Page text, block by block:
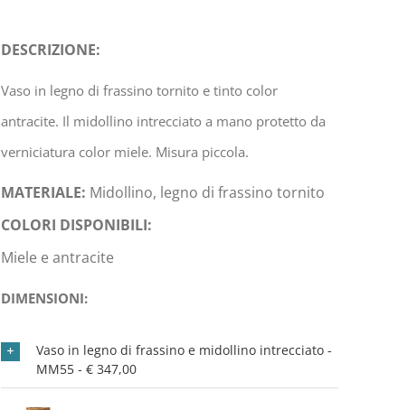
DESCRIZIONE:
Vaso in legno di frassino tornito e tinto color
antracite. Il midollino intrecciato a mano protetto da
verniciatura color miele. Misura piccola.
MATERIALE: Midollino, legno di frassino tornito
COLORI DISPONIBILI:
Miele e antracite
DIMENSIONI:
Vaso in legno di frassino e midollino intrecciato -
MM55 - € 347,00